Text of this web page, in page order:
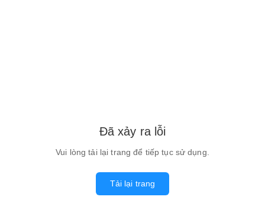
Đã xảy ra lỗi
Vui lòng tải lại trang để tiếp tục sử dụng.
Tải lại trang